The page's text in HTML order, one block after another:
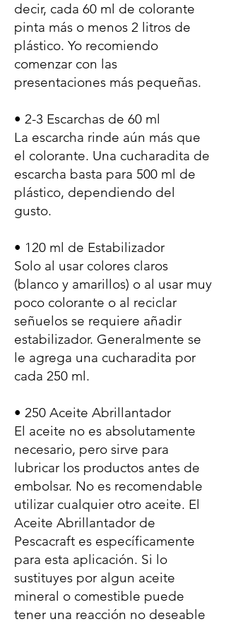
decir, cada 60 ml de colorante
pinta más o menos 2 litros de
plástico. Yo recomiendo
comenzar con las
presentaciones más pequeñas.
• 2-3 Escarchas de 60 ml
La escarcha rinde aún más que
el colorante. Una cucharadita de
escarcha basta para 500 ml de
plástico, dependiendo del
gusto.
• 120 ml de Estabilizador
Solo al usar colores claros
(blanco y amarillos) o al usar muy
poco colorante o al reciclar
señuelos se requiere añadir
estabilizador. Generalmente se
le agrega una cucharadita por
cada 250 ml.
• 250 Aceite Abrillantador
El aceite no es absolutamente
necesario, pero sirve para
lubricar los productos antes de
embolsar. No es recomendable
utilizar cualquier otro aceite. El
Aceite Abrillantador de
Pescacraft es específicamente
para esta aplicación. Si lo
sustituyes por algun aceite
mineral o comestible puede
tener una reacción no deseable